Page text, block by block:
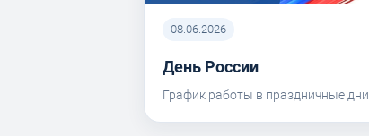
08.06.2026
День России
График работы в праздничные дни